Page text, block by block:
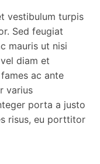
vestibulum turpis
Sed feugiat
mauris ut nisi
diam et
ac ante
varius
porta a justo
risus, eu porttitor